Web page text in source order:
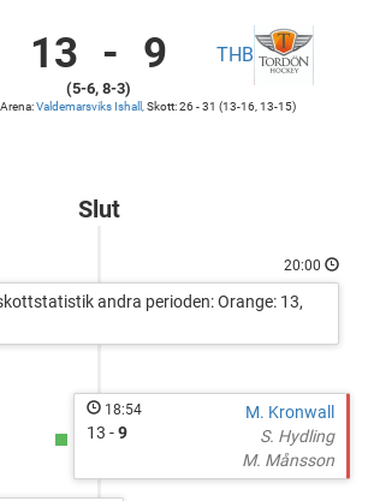
13 - 9
(5-6, 8-3)
THB
Arena:Valdemarsviks Ishall, Skott: 26 - 31 (13-16, 13-15)
Slut
20:00
andra perioden: Orange: 13,
M. Kronwall
S. Hydling
M. Månsson
18:54
13 -9